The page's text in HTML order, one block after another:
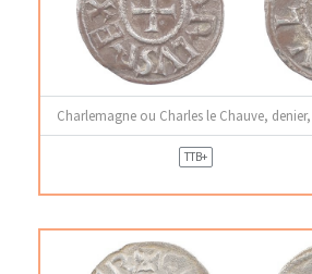
Charlemagne ou Charles le Chauve,
TTB+